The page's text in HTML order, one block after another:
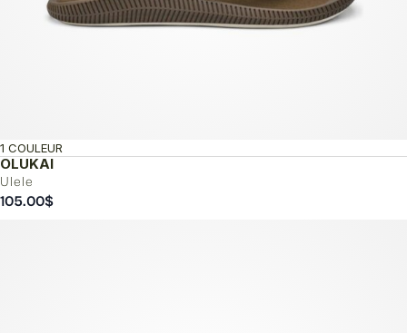
OLUKAI
Ulele
1 COULEUR
105.00$